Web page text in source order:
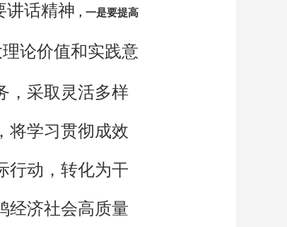
讲话精神 ，一是要提高
论价值和实践意
，采取灵活多样
将学习贯彻成效
行动，转化为干
经济社会高质量